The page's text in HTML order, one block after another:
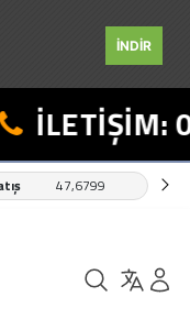
İNDİR
47,6799